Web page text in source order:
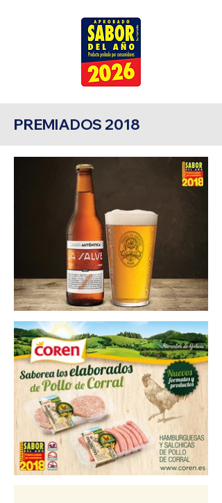
PREMIADOS 2018